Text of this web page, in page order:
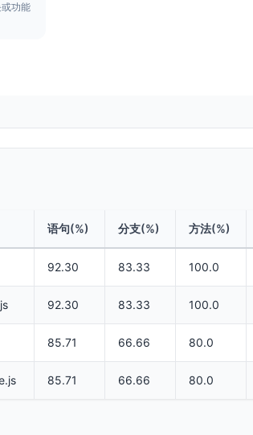
功能
语句(%) 分支(%) 方法(%)
92.30 83.33 100.0
92.30 83.33 100.0
85.71 66.66 80.0
85.71 66.66 80.0